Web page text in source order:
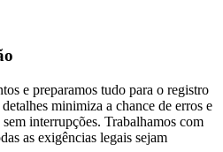
e preparamos tudo para o registro
minimiza a chance de erros e
interrupções. Trabalhamos com
as exigências legais sejam